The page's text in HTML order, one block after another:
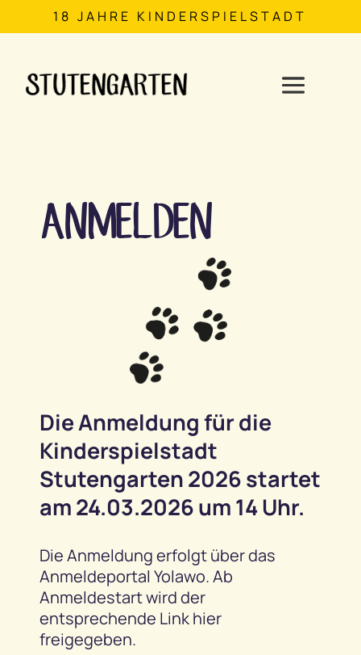
18 JAHRE KINDERSPIELSTADT
ANMELDEN
Die Anmeldung für die
Kinderspielstadt
Stutengarten 2026 startet
am 24.03.2026 um 14 Uhr.
Die Anmeldung erfolgt über das
Anmeldeportal Yolawo. Ab
Anmeldestart wird der
entsprechende Link hier
freigegeben.